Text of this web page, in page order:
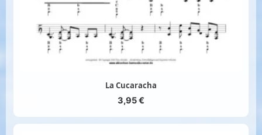
La Cucaracha
3,95€